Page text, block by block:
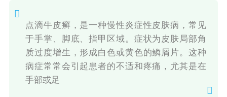
点滴牛皮癣，是一种慢性炎症性皮肤病，常见
于手掌、脚底、指甲区域。症状为皮肤局部角
质过度增生，形成白色或黄色的鳞屑片。这种
病症常常会引起患者的不适和疼痛，尤其是在
手部或足